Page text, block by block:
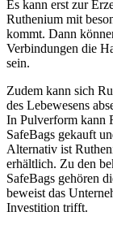
Es kann erst zur
Ruthenium mit
kommt. Dann
Verbindungen die
sein.
Zudem kann sich
des Lebewesens
In Pulverform kann
SafeBags gekauft
Alternativ ist
erhältlich. Zu den
SafeBags gehören
beweist das
Investition trifft.